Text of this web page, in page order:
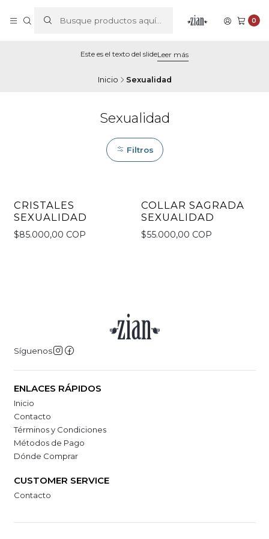
0
Este es el texto del slideLeer más
Inicio Sexualidad
Sexualidad
Filtros
No disponible
CRISTALES
SEXUALIDAD
$85.000,00 COP
COLLAR SAGRADA
SEXUALIDAD
$55.000,00 COP
Síguenos
ENLACES RÁPIDOS
Inicio
Contacto
Términos y Condiciones
Métodos de Pago
Dónde Comprar
CUSTOMER SERVICE
Contacto